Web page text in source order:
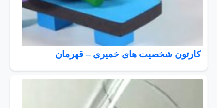
کارتون شخصیت های خمیری – قهرمان